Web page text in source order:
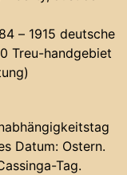
– 1915 deutsche
Treu-handgebiet
Datum: Ostern.
Tag.